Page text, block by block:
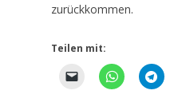
zurückkommen.
Teilen mit: